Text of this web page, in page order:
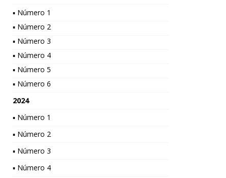
▪ Número 1
▪ Número 2
▪ Número 3
▪ Número 4
▪ Número 5
▪ Número 6
2024
▪ Número 1
▪ Número 2
▪ Número 3
▪ Número 4